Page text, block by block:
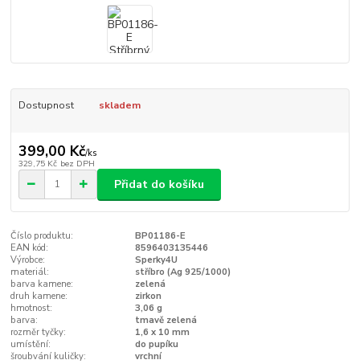
Dostupnost skladem
399,00 Kč/ks
329,75 Kč bez DPH
Přidat do košíku
Číslo produktu:
BP01186-E
EAN kód:
8596403135446
Výrobce:
Sperky4U
materiál:
stříbro (Ag 925/1000)
barva kamene:
zelená
druh kamene:
zirkon
hmotnost:
3,06 g
barva:
tmavě zelená
rozměr tyčky:
1,6 x 10 mm
umístění:
do pupíku
šroubvání kuličky:
vrchní